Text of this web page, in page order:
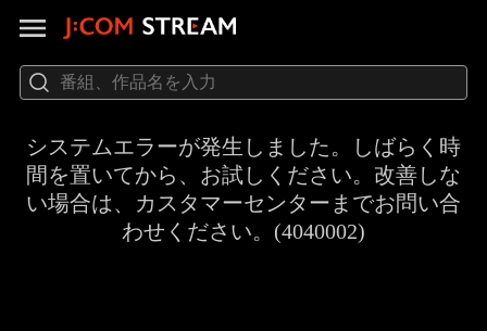
システムエラーが発生しました。しばらく時
間を置いてから、お試しください。改善しな
い場合は、カスタマーセンターまでお問い合
わせください。(4040002)